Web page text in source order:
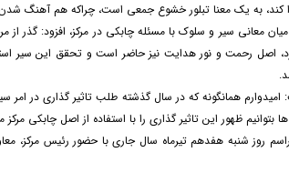
کند، به یک معنا تبلور خشوع جمعی است، چراکه هم آهنگ
معانی سیر و سلوک با مسئله چابکی در مرکز، افزود: گذر
اصل رحمت و نور هدایت نیز حاضر است و تحقق این سیر
همانگونه که در سال گذشته طلب تاثیر گذاری در امر
بتوانیم ظهور این تاثیر گذاری را با استفاده از اصل چابکی
روز شنبه هفدهم تیرماه سال جاری با حضور رئیس مرکز،